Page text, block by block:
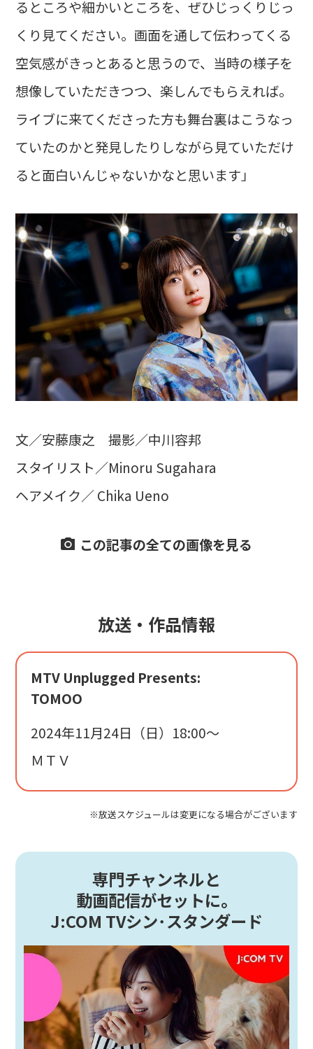
るところや細かいところを、ぜひじっくりじっ
くり見てください。画面を通して伝わってくる
空気感がきっとあると思うので、当時の様子を
想像していただきつつ、楽しんでもらえれば。
ライブに来てくださった方も舞台裏はこうなっ
ていたのかと発見したりしながら見ていただけ
ると面白いんじゃないかなと思います」
文／安藤康之 撮影／中川容邦
スタイリスト／Minoru Sugahara
ヘアメイク／ Chika Ueno
この記事の全ての画像を見る
放送・作品情報
MTV Unplugged Presents:
TOMOO
2024年11月24日（日）18:00〜
ＭＴＶ
※放送スケジュールは変更になる場合がございます
専門チャンネルと
動画配信がセットに。
J:COM TVシン･スタンダード